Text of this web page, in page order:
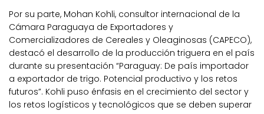
Por su parte, Mohan Kohli, consultor internacional de la
Cámara Paraguaya de Exportadores y
Comercializadores de Cereales y Oleaginosas (CAPECO),
destacó el desarrollo de la producción triguera en el país
durante su presentación “Paraguay: De país importador
a exportador de trigo. Potencial productivo y los retos
futuros”. Kohli puso énfasis en el crecimiento del sector y
los retos logísticos y tecnológicos que se deben superar